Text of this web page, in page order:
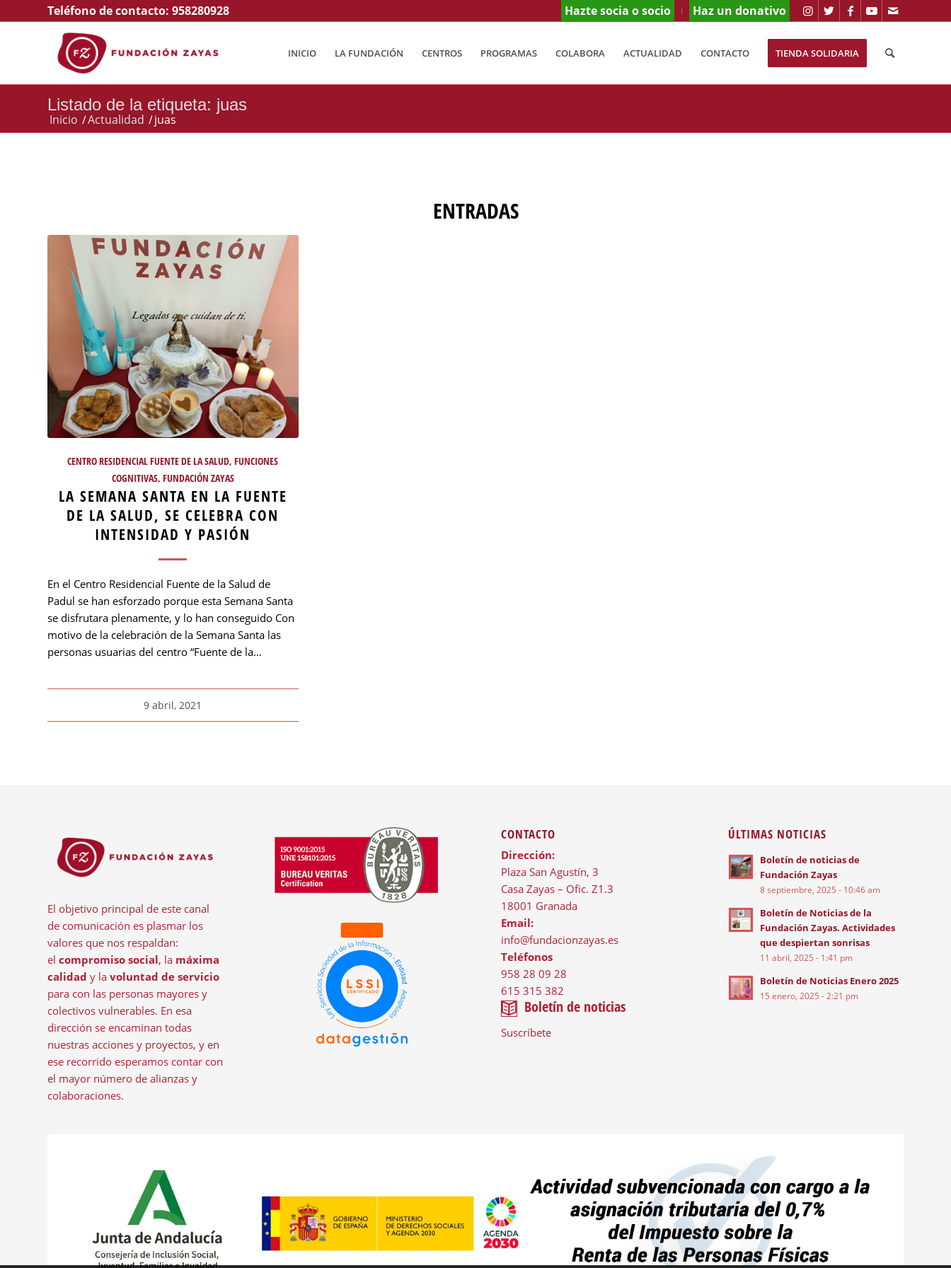
Hazte socia o socio Haz un donativo
Teléfono de contacto: 958280928
INICIO LA FUNDACIÓN CENTROS PROGRAMAS COLABORA ACTUALIDAD CONTACTO TIENDA SOLIDARIA
Listado de la etiqueta: juas
Inicio /Actualidad /juas
ENTRADAS
CENTRO RESIDENCIAL FUENTE DE LA SALUD,FUNCIONES
COGNITIVAS, FUNDACIÓN ZAYAS
LA SEMANA SANTA EN LA FUENTE
DE LA SALUD, SE CELEBRA CON
INTENSIDAD Y PASIÓN
En el Centro Residencial Fuente de la Salud de
Padul se han esforzado porque esta Semana Santa
se disfrutara plenamente, y lo han conseguido Con
motivo de la celebración de la Semana Santa las
personas usuarias del centro “Fuente de la…
9 abril, 2021
El objetivo principal de este canal
de comunicación es plasmar los
valores que nos respaldan:
el compromiso social, la máxima
calidad y la voluntad de servicio
para con las personas mayores y
colectivos vulnerables. En esa
dirección se encaminan todas
nuestras acciones y proyectos, y en
ese recorrido esperamos contar con
el mayor número de alianzas y
colaboraciones.
CONTACTO
Dirección:
Plaza San Agustín, 3
Casa Zayas – Ofic. Z1.3
18001 Granada
Email:
info@fundacionzayas.es
Teléfonos
958 28 09 28
615 315 382
Boletín de noticias
Suscríbete
ÚLTIMAS NOTICIAS
Boletín de noticias de
Fundación Zayas
8 septiembre, 2025 - 10:46 am
Boletín de Noticias de la
Fundación Zayas. Actividades
que despiertan sonrisas
11 abril, 2025 - 1:41 pm
Boletín de Noticias Enero 2025
15 enero, 2025 - 2:21 pm